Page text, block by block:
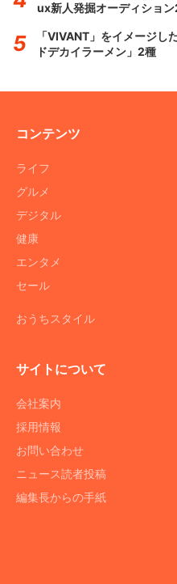
ux新人発掘オーディショ
「VIVANT」をイメージ
ドデカイラーメン」2種
コンテンツ
ライフ
グルメ
デジタル
健康
エンタメ
セール
おうちスタイル
サイトについて
会社案内
採用情報
お問い合わせ
ニュース読者投稿
編集長からの手紙